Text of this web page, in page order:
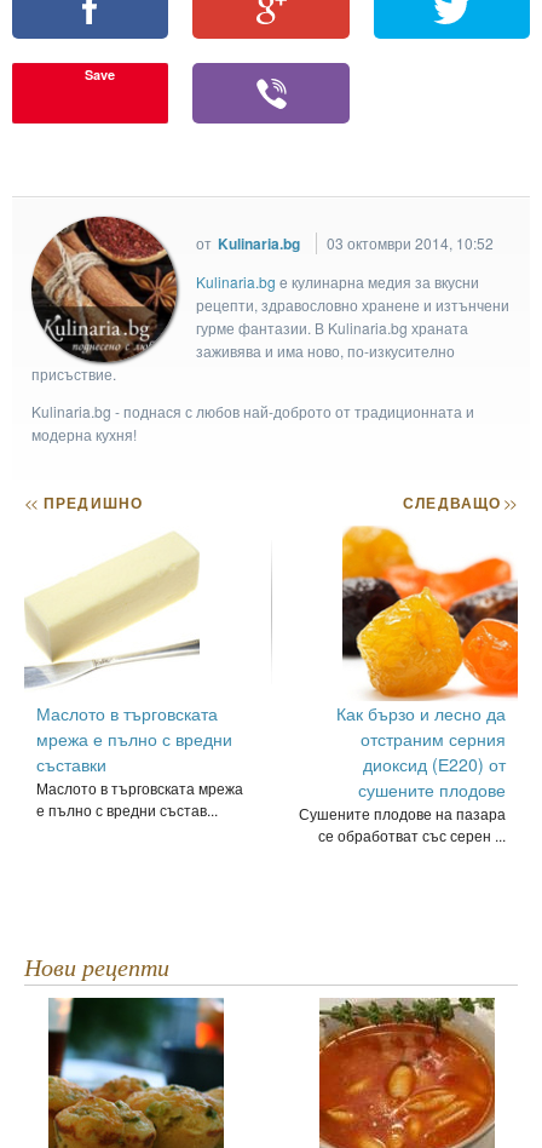
Save
от Kulinaria.bg
03 октомври 2014, 10:52
Kulinaria.bg e кулинарна медия за вкусни
рецепти, здравословно хранене и изтънчени
гурме фантазии. В Kulinaria.bg храната
заживява и има ново, по-изкусително
присъствие.
Kulinaria.bg - поднася с любов най-доброто от традиционната и
модерна кухня!
<< ПРЕДИШНО
Маслото в търговската
мрежа е пълно с вредни
съставки
Маслото в търговската мрежа
е пълно с вредни състав...
СЛЕДВАЩО>>
Как бързо и лесно да
отстраним серния
диоксид (Е220) от
сушените плодове
Сушените плодове на пазара
се обработват със серен ...
Нови рецепти